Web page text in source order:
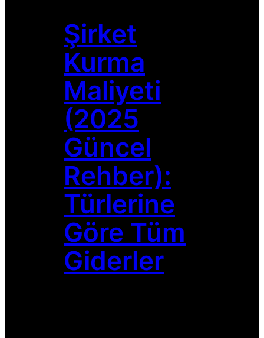
Şirket
Kurma
Maliyeti
(2025
Güncel
Rehber):
Türlerine
Göre Tüm
Giderler